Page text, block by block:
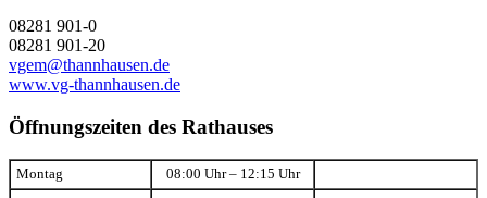
08281 901-0
08281 901-20
vgem@thannhausen.de
www.vg-thannhausen.de
Öffnungszeiten des Rathauses
Montag 08:00 Uhr – 12:15 Uhr